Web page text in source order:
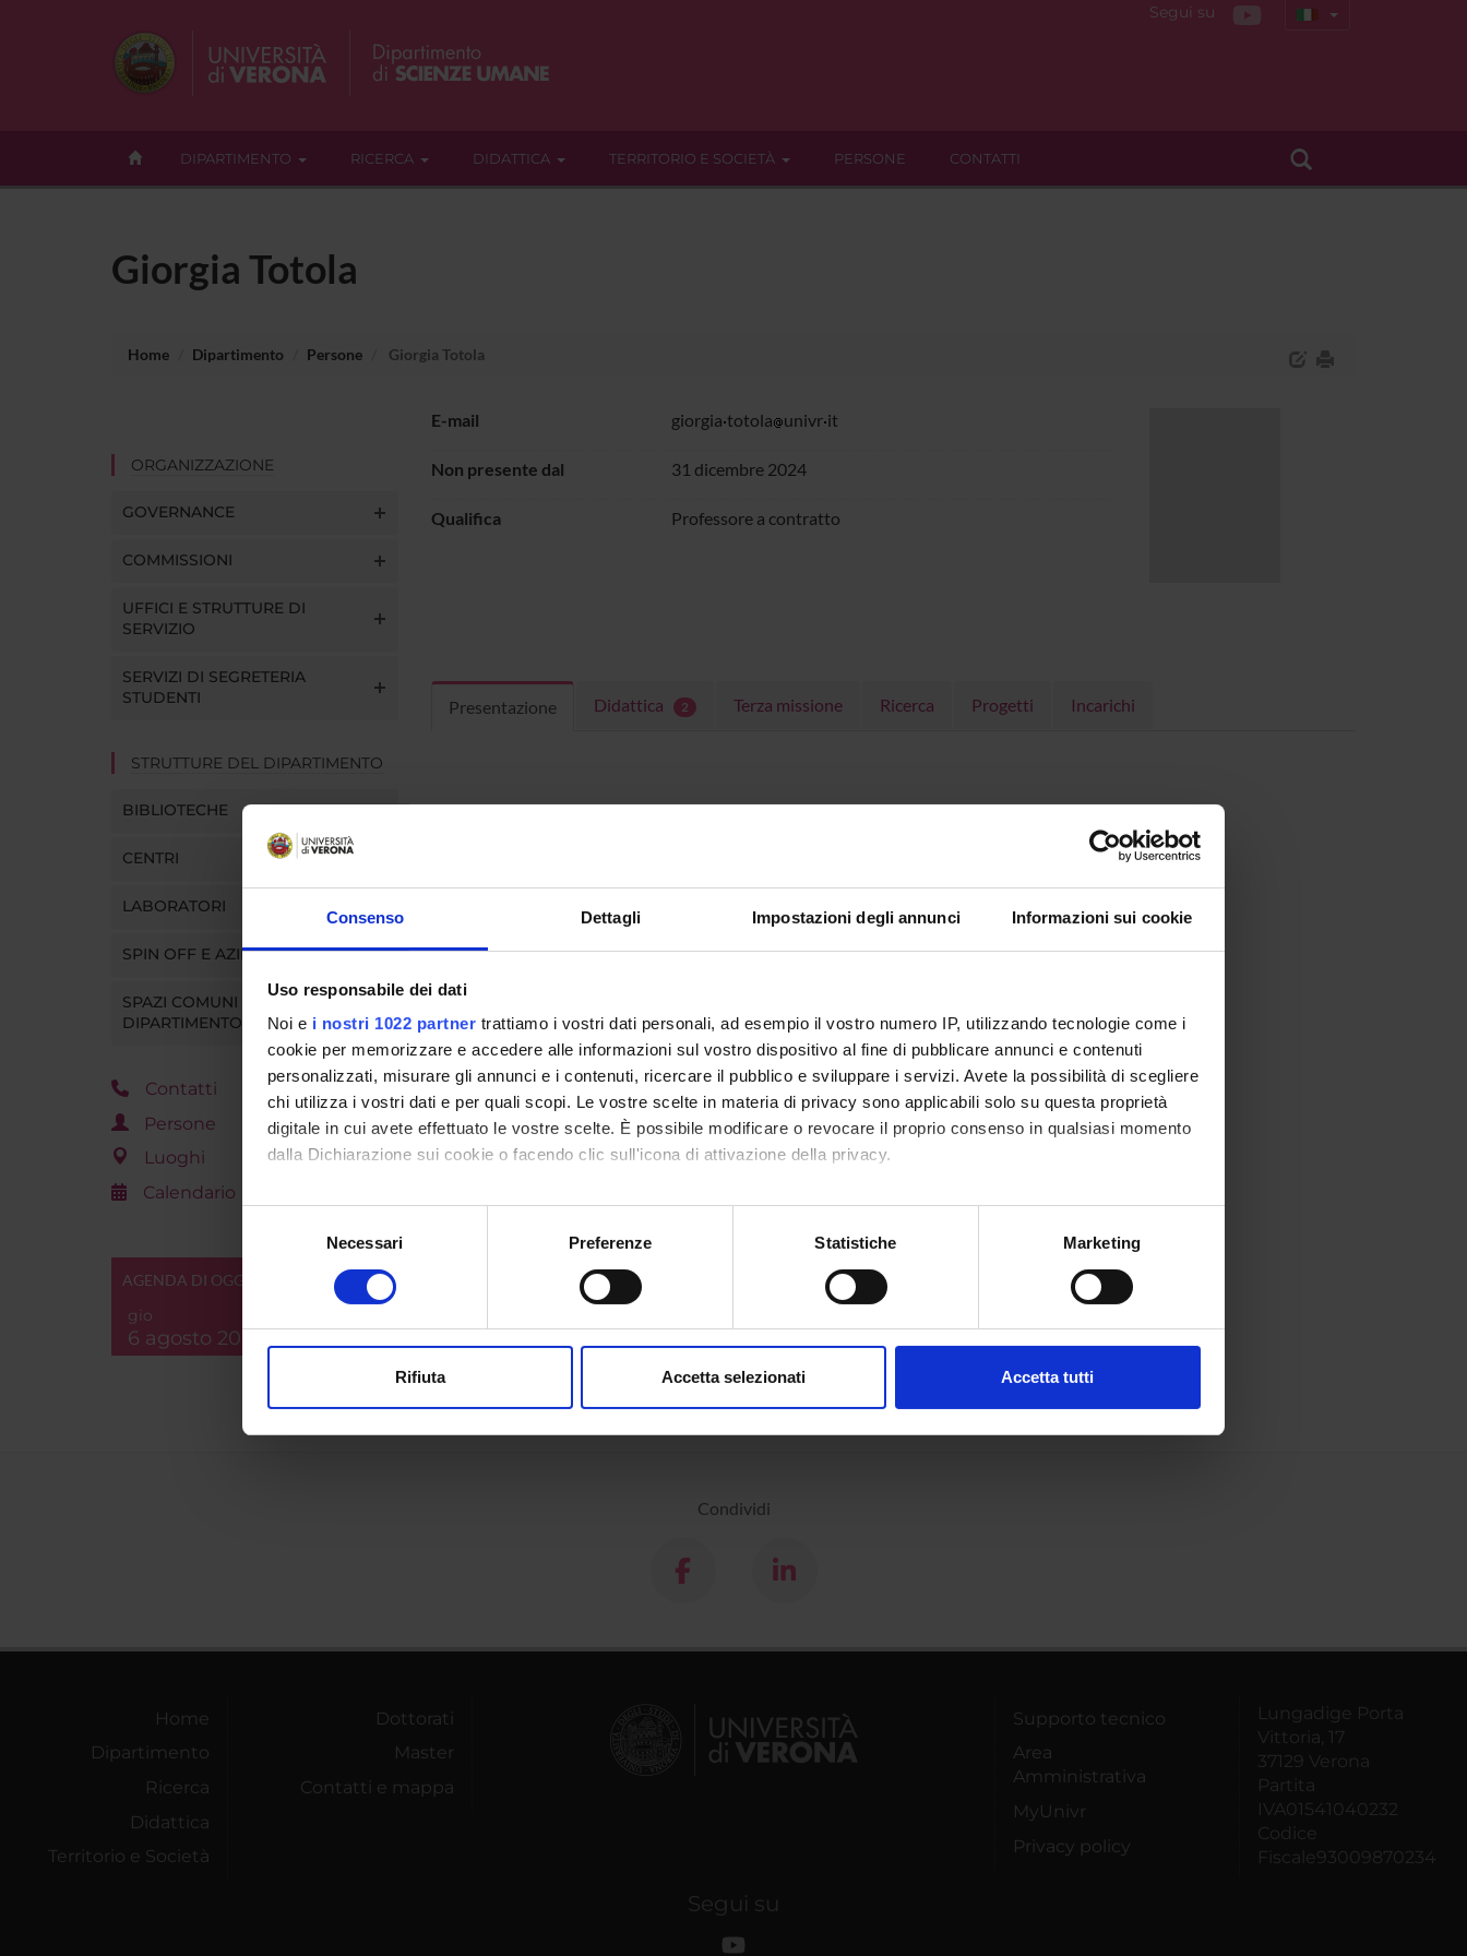
Consenso Dettagli Impostazioni degli annunci Informazioni sui cookie
Uso responsabile dei dati
Noi e i nostri 1022 partner trattiamo i vostri dati personali, ad esempio il vostro numero IP, utilizzando tecnologie come i
cookie per memorizzare e accedere alle informazioni sul vostro dispositivo al fine di pubblicare annunci e contenuti
personalizzati, misurare gli annunci e i contenuti, ricercare il pubblico e sviluppare i servizi. Avete la possibilità di scegliere
chi utilizza i vostri dati e per quali scopi. Le vostre scelte in materia di privacy sono applicabili solo su questa proprietà
digitale in cui avete effettuato le vostre scelte. È possibile modificare o revocare il proprio consenso in qualsiasi momento
dalla Dichiarazione sui cookie o facendo clic sull'icona di attivazione della privacy.
Con il tuo consenso, vorremmo anche:
raccogliere informazioni sulla tua posizione geografica, con un'approssimazione di qualche metro,
digitali).
modificare o ritirare il tuo consenso in qualsiasi momento dalla Dichiarazione sui cookie.
Necessari Preferenze Statistiche Marketing
Rifiuta Accetta selezionati Accetta tutti
Segui su
DIPARTIMENTO RICERCA DIDATTICA TERRITORIO E SOCIETÀ PERSONE CONTATTI
Giorgia Totola
Home Dipartimento Persone Giorgia Totola
ORGANIZZAZIONE
GOVERNANCE
COMMISSIONI
UFFICI E STRUTTURE DI
SERVIZIO
SERVIZI DI SEGRETERIA
STUDENTI
STRUTTURE DEL DIPARTIMENTO
BIBLIOTECHE
CENTRI
LABORATORI
SPIN OFF E AZIENDE
SPAZI COMUNI DEL
DIPARTIMENTO
Contatti
Persone
Luoghi
Calendario
AGENDA DI OGGI
gio
6 agosto 2026
E-mail giorgia totola univr it
Non presente dal 31 dicembre 2024
Qualifica Professore a contratto
Presentazione Didattica 2 Terza missione Ricerca Progetti Incarichi
Condividi
Home
Dipartimento
Ricerca
Didattica
Territorio e Società
Dottorati
Master
Contatti e mappa
Supporto tecnico
Area
Amministrativa
MyUnivr
Privacy policy
Lungadige Porta
Vittoria, 17
37129 Verona
Partita
IVA01541040232
Codice
Fiscale93009870234
Segui su